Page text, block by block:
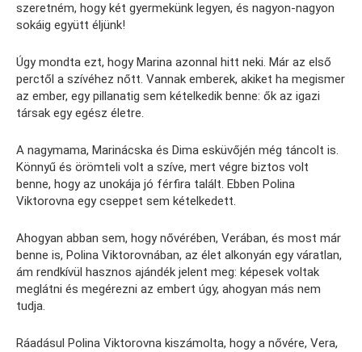
szeretném, hogy két gyermekünk legyen, és nagyon-nagyon
sokáig együtt éljünk!
Úgy mondta ezt, hogy Marina azonnal hitt neki. Már az első
perctől a szívéhez nőtt. Vannak emberek, akiket ha megismer
az ember, egy pillanatig sem kételkedik benne: ők az igazi
társak egy egész életre.
A nagymama, Marinácska és Dima esküvőjén még táncolt is.
Könnyű és örömteli volt a szíve, mert végre biztos volt
benne, hogy az unokája jó férfira talált. Ebben Polina
Viktorovna egy cseppet sem kételkedett.
Ahogyan abban sem, hogy nővérében, Verában, és most már
benne is, Polina Viktorovnában, az élet alkonyán egy váratlan,
ám rendkívül hasznos ajándék jelent meg: képesek voltak
meglátni és megérezni az embert úgy, ahogyan más nem
tudja.
Ráadásul Polina Viktorovna kiszámolta, hogy a nővére, Vera,